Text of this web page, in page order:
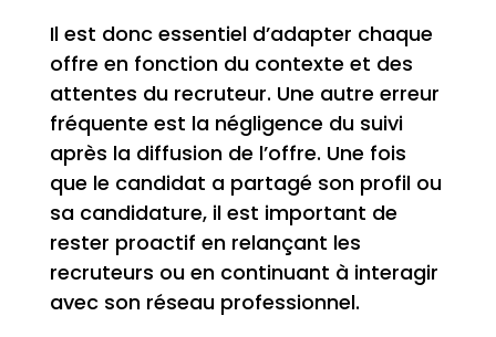
Il est donc essentiel d’adapter chaque
offre en fonction du contexte et des
attentes du recruteur. Une autre erreur
fréquente est la négligence du suivi
après la diffusion de l’offre. Une fois
que le candidat a partagé son profil ou
sa candidature, il est important de
rester proactif en relançant les
recruteurs ou en continuant à interagir
avec son réseau professionnel.